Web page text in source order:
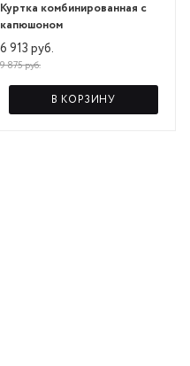
Куртка комбинированная с
капюшоном
6 913 руб.
9 875 руб.
В КОРЗИНУ